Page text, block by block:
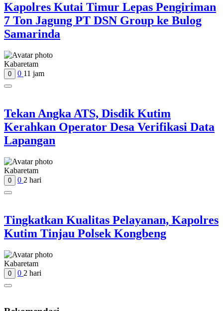
Kapolres Kutai Timur Lepas Pengiriman
7 Ton Jagung PT DSN Group ke Bulog
Samarinda
Kabaretam
0 0 11 jam
Tekan Angka ATS, Disdik Kutim
Kerahkan Operator Desa Verifikasi Data
Lapangan
Kabaretam
0 0 2 hari
Tingkatkan Kualitas Pelayanan, Kapolres
Kutim Tinjau Polsek Kongbeng
Kabaretam
0 0 2 hari